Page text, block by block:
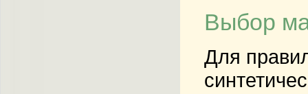
Выбор
Для